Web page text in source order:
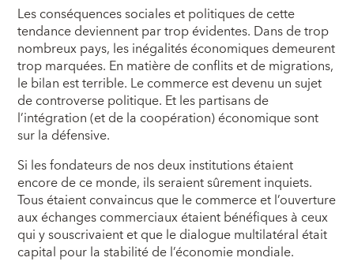
Les conséquences sociales et politiques de cette
tendance deviennent par trop évidentes. Dans de trop
nombreux pays, les inégalités économiques demeurent
trop marquées. En matière de conflits et de migrations,
le bilan est terrible. Le commerce est devenu un sujet
de controverse politique. Et les partisans de
l’intégration (et de la coopération) économique sont
sur la défensive.
Si les fondateurs de nos deux institutions étaient
encore de ce monde, ils seraient sûrement inquiets.
Tous étaient convaincus que le commerce et l’ouverture
aux échanges commerciaux étaient bénéfiques à ceux
qui y souscrivaient et que le dialogue multilatéral était
capital pour la stabilité de l’économie mondiale.